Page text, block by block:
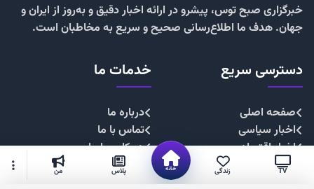
TV زندگی خانه پلاس من
خبرگزاری صبح توس، پیشرو در ارائه اخبار دقیق و به‌روز از ایران و
جهان. هدف ما اطلاع‌رسانی صحیح و سریع به مخاطبان است.
دسترسی سریع
صفحه اصلی
اخبار سیاسی
اخبار اقتصادی
اخبار اجتماعی
خدمات ما
درباره ما
تماس با ما
همکاری با ما
تبلیغات